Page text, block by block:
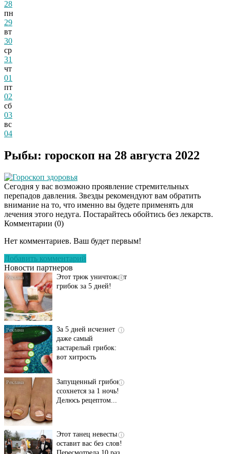
28
пн
29
вт
30
ср
31
чт
01
пт
02
сб
03
вс
04
Рыбы: гороскоп на 28 августа 2022
Гороскоп здоровья
Сегодня у вас возможно проявление стремительных
перепадов давления. Звезды рекомендуют вам обратить
внимание на то, что именно вы будете применять для
лечения этого недуга. Постарайтесь обойтись без лекарств.
Комментарии (0)
Нет комментариев. Ваш будет первым!
Добавить комментарий
Новости партнеров
Даже самый
исчезнет с корнем,
i
Этот трюк уничтожает
грибок за 5 дней!
i
За 5 дней исчезнет
даже самый
застарелый грибок:
вот хитрость
i
Запущенный грибок
ссохнется за 1 ночь!
Делюсь рецептом...
i
Этот танец невесты
оставит вас без слов!